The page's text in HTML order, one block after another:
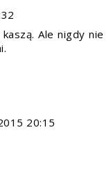
Ale nigdy nie
20:15